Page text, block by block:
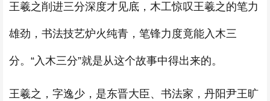
王羲之削进三分深度才见底，木工惊叹王羲之的笔力
雄劲，书法技艺炉火纯青，笔锋力度竟能入木三
分。“入木三分”就是从这个故事中得出来的。
王羲之，字逸少，是东晋大臣、书法家，丹阳尹王旷